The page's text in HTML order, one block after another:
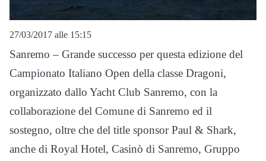
27/03/2017 alle 15:15
Sanremo – Grande successo per questa edizione del
Campionato Italiano Open della classe Dragoni,
organizzato dallo Yacht Club Sanremo, con la
collaborazione del Comune di Sanremo ed il
sostegno, oltre che del title sponsor Paul & Shark,
anche di Royal Hotel, Casinò di Sanremo, Gruppo